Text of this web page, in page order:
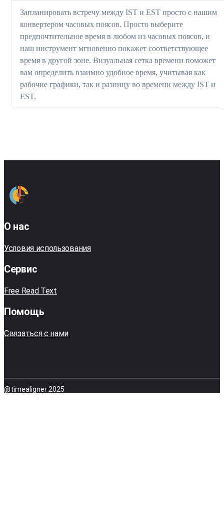
Запланировать встречу между IST и EST просто с нашим
конвертером часовых поясов. Просто выберите
предпочтительное время в любом из часовых поясов, и
наш инструмент мгновенно покажет соответствующее
время в другой зоне. Визуальная сетка времени поможет
вам определить взаимно удобное время, учитывая как
рабочие графики, так и разницу во времени между IST и
EST.
О нас
Условия использования
Сервис
Free Read Text
Помощь
Связаться с нами
@timealigner 2025